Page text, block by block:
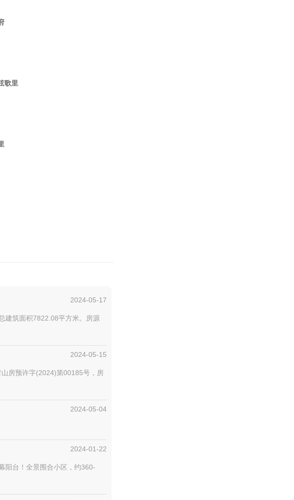
歌里
2024-05-17
建筑面积7822.08平方米。房源
2024-05-15
房预许字(2024)第00185号，房
2024-05-04
2024-01-22
阳台！全景围合小区，约360-